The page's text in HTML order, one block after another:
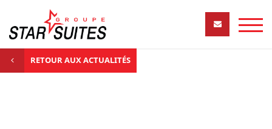
RETOUR AUX ACTUALITÉS